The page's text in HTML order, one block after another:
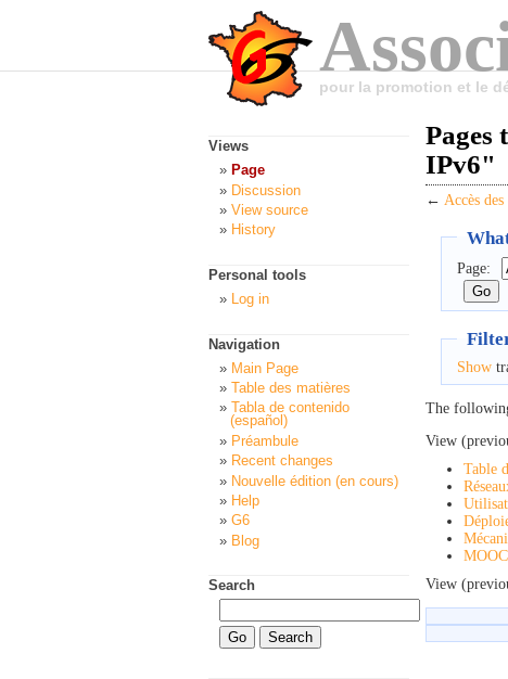
pour la promotion et le
Pages
IPv6"
← Accès
Page:
Show
The
View
Table
View
Views
Page
Discussion
View source
History
Personal tools
Log in
Navigation
Main Page
Table des matières
Tabla de contenido
(español)
Préambule
Recent changes
Nouvelle édition (en cours)
Help
G6
Blog
Search